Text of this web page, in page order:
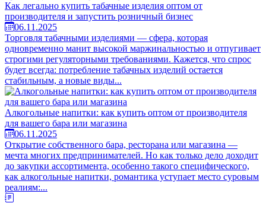
Как легально купить табачные изделия оптом от
производителя и запустить розничный бизнес
06.11.2025
Торговля табачными изделиями — сфера, которая
одновременно манит высокой маржинальностью и отпугивает
строгими регуляторными требованиями. Кажется, что спрос
будет всегда: потребление табачных изделий остается
стабильным, а новые виды...
Алкогольные напитки: как купить оптом от производителя
для вашего бара или магазина
06.11.2025
Открытие собственного бара, ресторана или магазина —
мечта многих предпринимателей. Но как только дело доходит
до закупки ассортимента, особенно такого специфического,
как алкогольные напитки, романтика уступает место суровым
реалиям:...